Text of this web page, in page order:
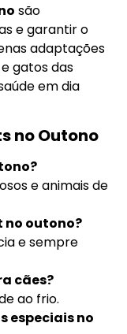
são
e garantir o
adaptações
gatos das
em dia
no Outono
e animais de
no outono?
e sempre
cães?
ao frio.
especiais no